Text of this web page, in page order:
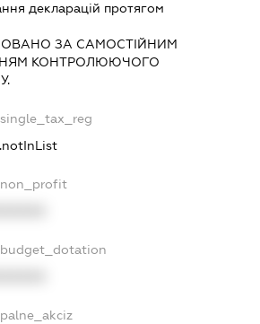
декларацiй протягом
ЗА САМОСТIЙНИМ
КОНТРОЛЮЮЧОГО